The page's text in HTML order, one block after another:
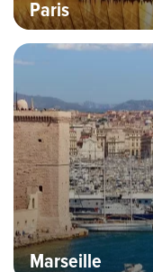
Paris
Marseille
Bannière Hero image